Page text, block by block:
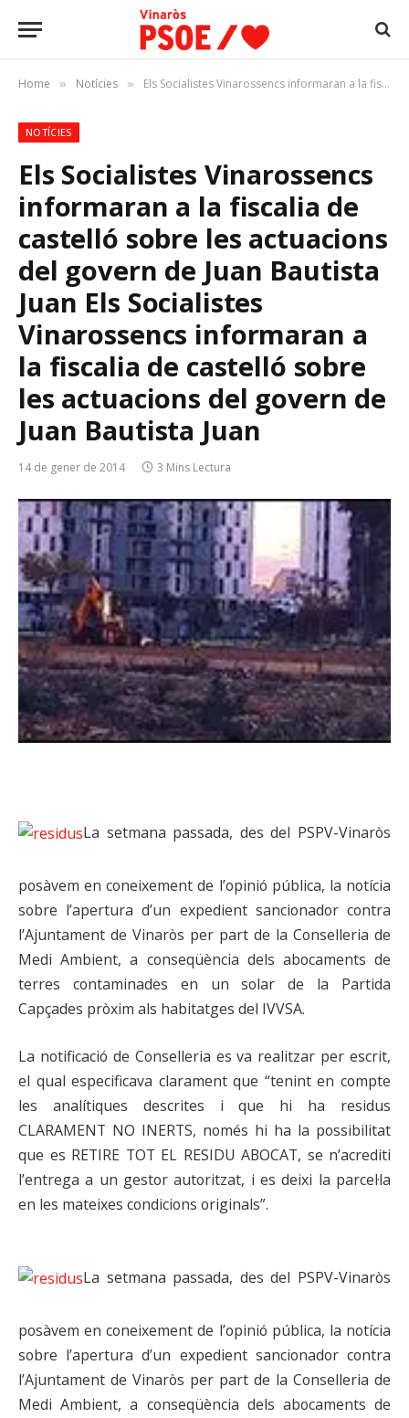
Home » Notícies » Els Socialistes Vinarossencs informaran a la fiscalia de castelló sobre les actuacions del govern de Juan Bautista Juan Els Socialistes Vinarossencs informaran a la fiscalia de castelló sobre les actuacions del govern de Juan Bautista Juan
NOTÍCIES
Els Socialistes Vinarossencs
informaran a la fiscalia de
castelló sobre les actuacions
del govern de Juan Bautista
Juan Els Socialistes
Vinarossencs informaran a
la fiscalia de castelló sobre
les actuacions del govern de
Juan Bautista Juan
14 de gener de 2014 3 Mins Lectura
La setmana passada, des del PSPV-Vinaròs
posàvem en coneixement de l’opinió pública, la notícia
sobre l’apertura d’un expedient sancionador contra
l’Ajuntament de Vinaròs per part de la Conselleria de
Medi Ambient, a conseqüència dels abocaments de
terres contaminades en un solar de la Partida
Capçades pròxim als habitatges del IVVSA.
La notificació de Conselleria es va realitzar per escrit,
el qual especificava clarament que “tenint en compte
les analítiques descrites i que hi ha residus
CLARAMENT NO INERTS, només hi ha la possibilitat
que es RETIRE TOT EL RESIDU ABOCAT, se n’acrediti
l’entrega a un gestor autoritzat, i es deixi la parcel·la
en les mateixes condicions originals”.
La setmana passada, des del PSPV-Vinaròs
posàvem en coneixement de l’opinió pública, la notícia
sobre l’apertura d’un expedient sancionador contra
l’Ajuntament de Vinaròs per part de la Conselleria de
Medi Ambient, a conseqüència dels abocaments de